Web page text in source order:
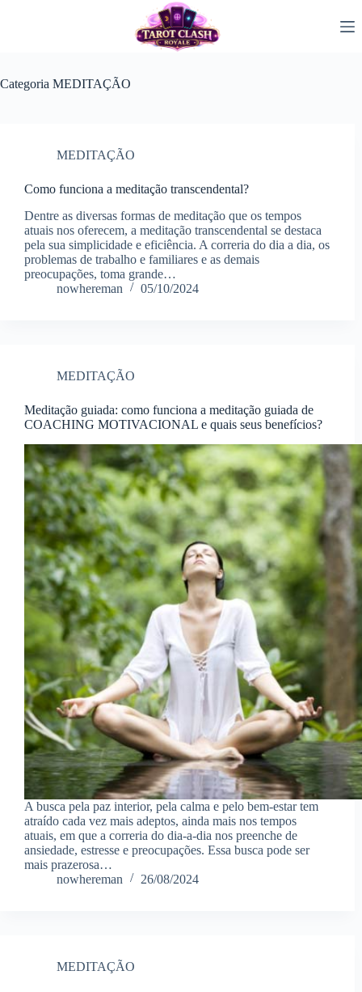
Categoria MEDITAÇÃO
MEDITAÇÃO
Como funciona a meditação transcendental?
Dentre as diversas formas de meditação que os tempos
atuais nos oferecem, a meditação transcendental se destaca
pela sua simplicidade e eficiência. A correria do dia a dia, os
problemas de trabalho e familiares e as demais
preocupações, toma grande…
nowhereman
05/10/2024
MEDITAÇÃO
Meditação guiada: como funciona a meditação guiada de
COACHING MOTIVACIONAL e quais seus benefícios?
A busca pela paz interior, pela calma e pelo bem-estar tem
atraído cada vez mais adeptos, ainda mais nos tempos
atuais, em que a correria do dia-a-dia nos preenche de
ansiedade, estresse e preocupações. Essa busca pode ser
mais prazerosa…
nowhereman
26/08/2024
MEDITAÇÃO